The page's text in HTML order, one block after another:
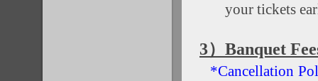
your tickets
3）Banquet
*Cancellation